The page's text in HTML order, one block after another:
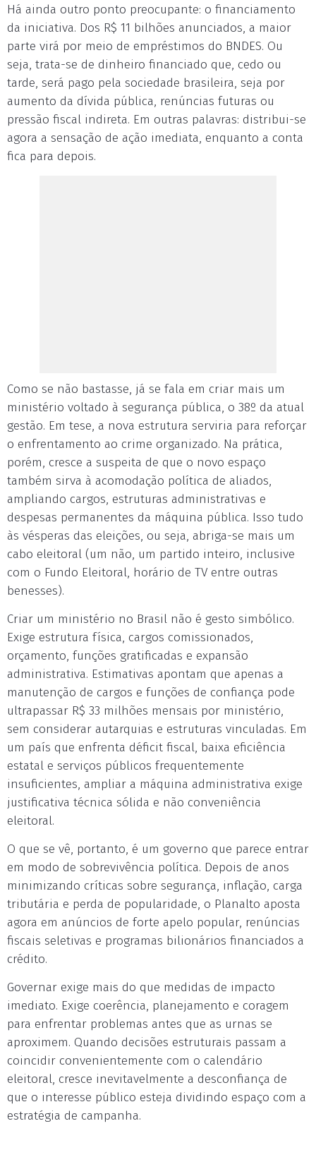
Há ainda outro ponto preocupante: o financiamento
da iniciativa. Dos R$ 11 bilhões anunciados, a maior
parte virá por meio de empréstimos do BNDES. Ou
seja, trata-se de dinheiro financiado que, cedo ou
tarde, será pago pela sociedade brasileira, seja por
aumento da dívida pública, renúncias futuras ou
pressão fiscal indireta. Em outras palavras: distribui-se
agora a sensação de ação imediata, enquanto a conta
fica para depois.
Como se não bastasse, já se fala em criar mais um
ministério voltado à segurança pública, o 38º da atual
gestão. Em tese, a nova estrutura serviria para reforçar
o enfrentamento ao crime organizado. Na prática,
porém, cresce a suspeita de que o novo espaço
também sirva à acomodação política de aliados,
ampliando cargos, estruturas administrativas e
despesas permanentes da máquina pública. Isso tudo
às vésperas das eleições, ou seja, abriga-se mais um
cabo eleitoral (um não, um partido inteiro, inclusive
com o Fundo Eleitoral, horário de TV entre outras
benesses).
Criar um ministério no Brasil não é gesto simbólico.
Exige estrutura física, cargos comissionados,
orçamento, funções gratificadas e expansão
administrativa. Estimativas apontam que apenas a
manutenção de cargos e funções de confiança pode
ultrapassar R$ 33 milhões mensais por ministério,
sem considerar autarquias e estruturas vinculadas. Em
um país que enfrenta déficit fiscal, baixa eficiência
estatal e serviços públicos frequentemente
insuficientes, ampliar a máquina administrativa exige
justificativa técnica sólida e não conveniência
eleitoral.
O que se vê, portanto, é um governo que parece entrar
em modo de sobrevivência política. Depois de anos
minimizando críticas sobre segurança, inflação, carga
tributária e perda de popularidade, o Planalto aposta
agora em anúncios de forte apelo popular, renúncias
fiscais seletivas e programas bilionários financiados a
crédito.
Governar exige mais do que medidas de impacto
imediato. Exige coerência, planejamento e coragem
para enfrentar problemas antes que as urnas se
aproximem. Quando decisões estruturais passam a
coincidir convenientemente com o calendário
eleitoral, cresce inevitavelmente a desconfiança de
que o interesse público esteja dividindo espaço com a
estratégia de campanha.